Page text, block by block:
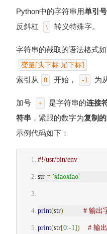
Python中的字符串用单引号
反斜杠
\ 转义特殊字。
字符串的截取的语法格式如
变量[头下标:尾下标]
索引从 0 开始， -1 为
加号 + 是字符串的连接
符串 ，紧跟的数字为复制
示例代码如下：
#!/usr/bin/env
str = 'xiaoxiao'
print(str) # 输出
print(str[0:-1])
# 输